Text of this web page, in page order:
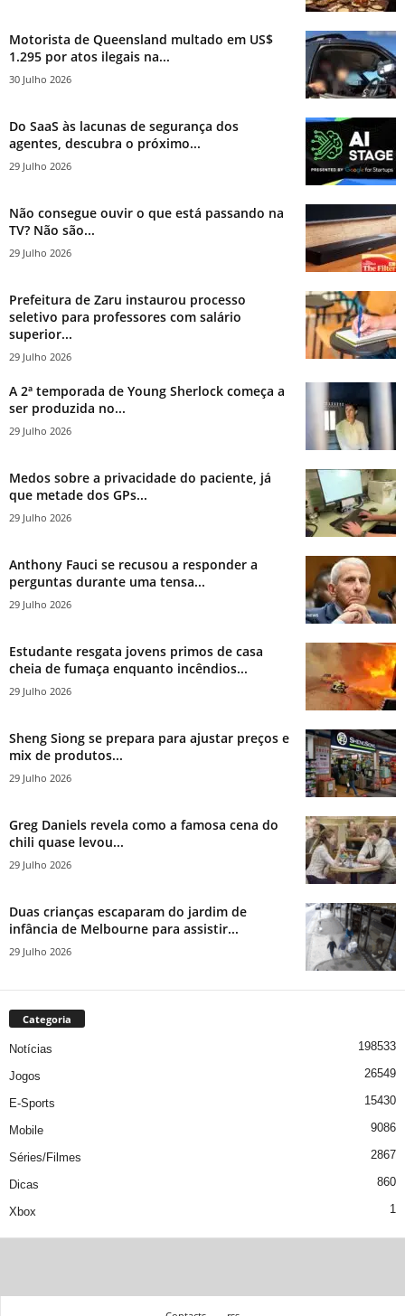
Motorista de Queensland multado em US$
1.295 por atos ilegais na...
30 Julho 2026
Do SaaS às lacunas de segurança dos
agentes, descubra o próximo...
29 Julho 2026
Não consegue ouvir o que está passando na
TV? Não são...
29 Julho 2026
Prefeitura de Zaru instaurou processo
seletivo para professores com salário
superior...
29 Julho 2026
A 2ª temporada de Young Sherlock começa a
ser produzida no...
29 Julho 2026
Medos sobre a privacidade do paciente, já
que metade dos GPs...
29 Julho 2026
Anthony Fauci se recusou a responder a
perguntas durante uma tensa...
29 Julho 2026
Estudante resgata jovens primos de casa
cheia de fumaça enquanto incêndios...
29 Julho 2026
Sheng Siong se prepara para ajustar preços e
mix de produtos...
29 Julho 2026
Greg Daniels revela como a famosa cena do
chili quase levou...
29 Julho 2026
Duas crianças escaparam do jardim de
infância de Melbourne para assistir...
29 Julho 2026
Categoria
Notícias 198533
Jogos 26549
E-Sports 15430
Mobile 9086
Séries/Filmes 2867
Dicas 860
Xbox 1